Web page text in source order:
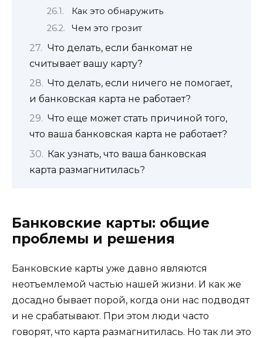
Как это обнаружить
Чем это грозит
Что делать, если банкомат не
считывает вашу карту?
Что делать, если ничего не помогает,
и банковская карта не работает?
Что еще может стать причиной того,
что ваша банковская карта не работает?
Как узнать, что ваша банковская
карта размагнитилась?
Банковские карты: общие
проблемы и решения
Банковские карты уже давно являются
неотъемлемой частью нашей жизни. И как же
досадно бывает порой, когда они нас подводят
и не срабатывают. При этом люди часто
говорят, что карта размагнитилась. Но так ли это